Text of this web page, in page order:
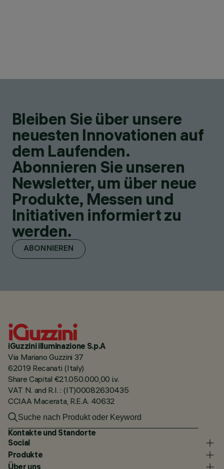
Bleiben Sie über unsere
neuesten Innovationen auf
dem Laufenden.
Abonnieren Sie unseren
Newsletter, um über neue
Produkte, Messen und
Initiativen informiert zu
werden.
ABONNIEREN
iGuzzini illuminazione S.p.A
Via Mariano Guzzini 37
62019 Recanati (Italy)
Share Capital €21.050.000,00 i.v.
VAT N. and R.I. : (IT)00082630435
CCIAA Macerata, R.E.A. 40632
Kontakte und Standorte
Social
Produkte
Über uns